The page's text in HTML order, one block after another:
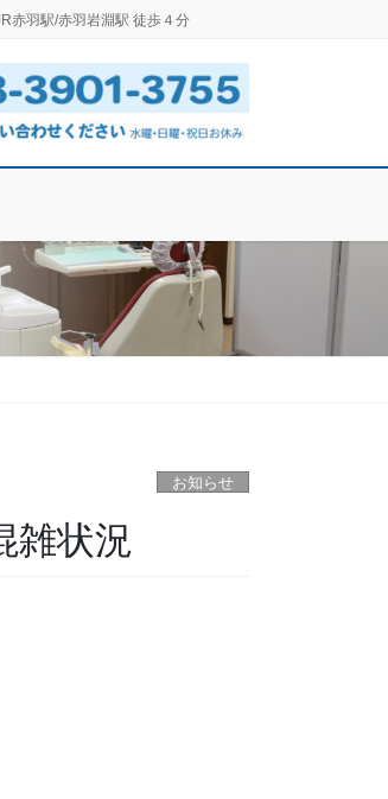
赤羽駅/赤羽岩淵駅 徒歩４分
お知らせ
雑状況